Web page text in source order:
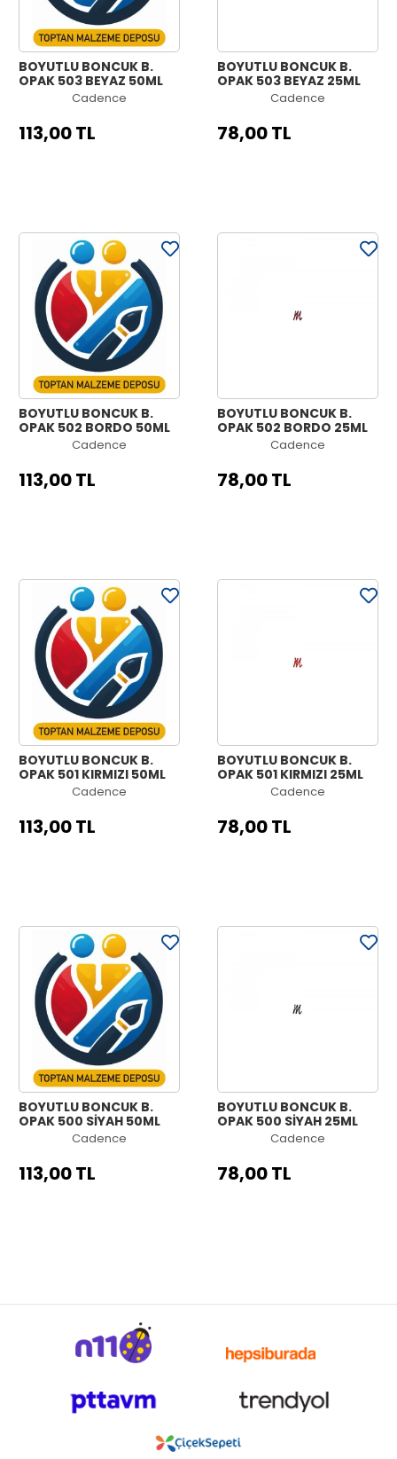
BOYUTLU BONCUK B.
OPAK 503 BEYAZ 50ML
Cadence
113,00 TL
BOYUTLU BONCUK B.
OPAK 503 BEYAZ 25ML
Cadence
78,00 TL
BOYUTLU BONCUK B.
OPAK 502 BORDO 50ML
Cadence
113,00 TL
BOYUTLU BONCUK B.
OPAK 502 BORDO 25ML
Cadence
78,00 TL
BOYUTLU BONCUK B.
OPAK 501 KIRMIZI 50ML
Cadence
113,00 TL
BOYUTLU BONCUK B.
OPAK 501 KIRMIZI 25ML
Cadence
78,00 TL
BOYUTLU BONCUK B.
OPAK 500 SİYAH 50ML
Cadence
113,00 TL
BOYUTLU BONCUK B.
OPAK 500 SİYAH 25ML
Cadence
78,00 TL